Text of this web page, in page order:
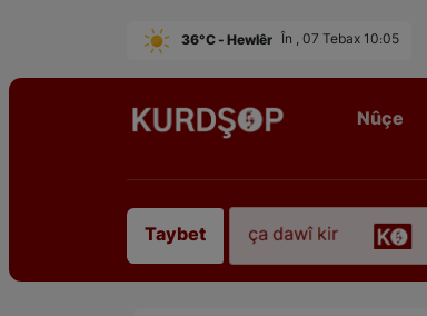
36°C - Hewlêr În , 07 Tebax 10:05
Nûçe
Taybet
“Qadirê Sofyanî” koça dawî kir